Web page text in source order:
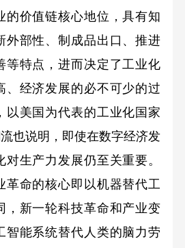
的价值链核心地位，具有知
外部性、制成品出口、推进
等特点，进而决定了工业化
、经济发展的必不可少的过
以美国为代表的工业化国家
也说明，即使在数字经济发
对生产力发展仍至关重要。
革命的核心即以机器替代工
，新一轮科技革命和产业变
智能系统替代人类的脑力劳